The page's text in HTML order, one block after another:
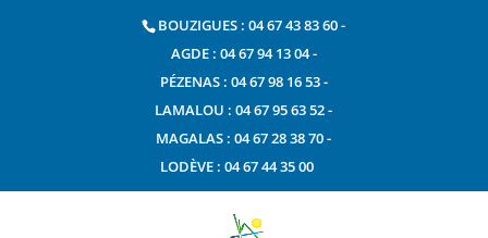
BOUZIGUES : 04 67 43 83 60-
AGDE : 04 67 94 13 04-
PÉZENAS : 04 67 98 16 53-
LAMALOU : 04 67 95 63 52-
MAGALAS : 04 67 28 38 70-
LODÈVE : 04 67 44 35 00